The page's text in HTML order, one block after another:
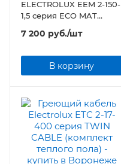
ELECTROLUX EEM 2-150-
1,5 серия ECO MAT
(комплект теплого пола)
7 200 руб./шт
В корзину